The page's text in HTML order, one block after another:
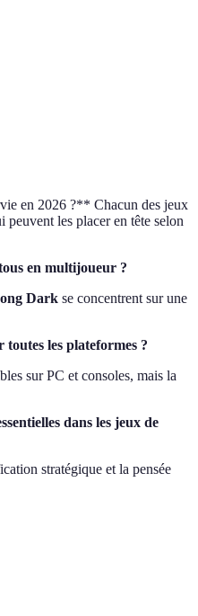
en 2026 ?** Chacun des jeux
peuvent les placer en tête selon
en multijoueur ?
Dark se concentrent sur une
les plateformes ?
sur PC et consoles, mais la
dans les jeux de
stratégique et la pensée